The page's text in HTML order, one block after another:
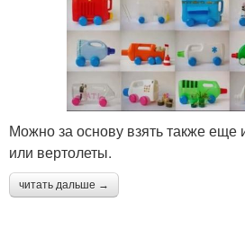
Можно за основу взять также еще
или вертолеты.
читать дальше →